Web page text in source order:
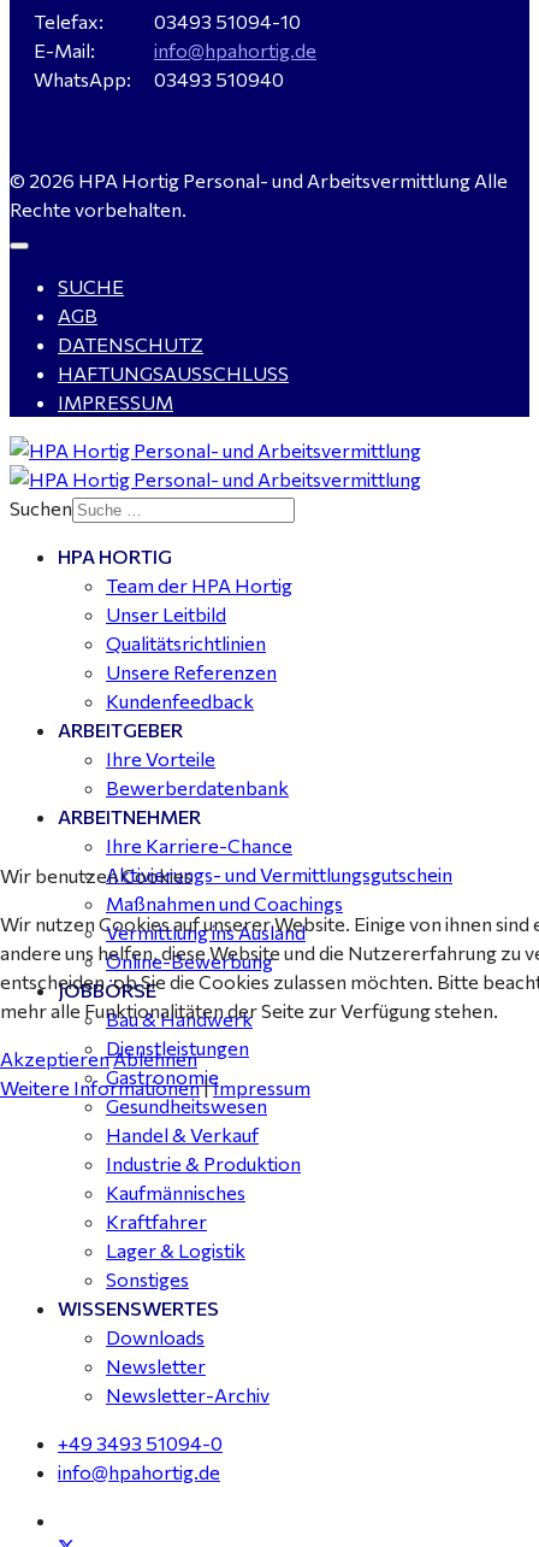
Verkäufer / Fachberater (m/w/d) - Baustoffe Fliesen -
für Dessau-Roßlau gesucht
gesucht - ab 4.500,00 €
WIG-Schweißer / Vorrichter (m/w/d) Anlagen- und
Rohrleitungsbau - Tagschicht - Leuna ab 20 €
gesucht für Halle (Saale) - ab 4.000 €
Buchhalter (m/w/d) für Halle (Saale) gesucht - TZ 20-
Telefax:
E-Mail:
WhatsApp:
03493 51094-10
info@hpahortig.de
03493 510940
© 2026 HPA Hortig Personal- und Arbeitsvermittlung Alle
Rechte vorbehalten.
SUCHE
AGB
DATENSCHUTZ
HAFTUNGSAUSSCHLUSS
IMPRESSUM
Suchen
HPA HORTIG
Team der HPA Hortig
Unser Leitbild
Qualitätsrichtlinien
Unsere Referenzen
Kundenfeedback
ARBEITGEBER
Ihre Vorteile
Bewerberdatenbank
ARBEITNEHMER
Ihre Karriere-Chance
Aktivierungs- und Vermittlungsgutschein
Maßnahmen und Coachings
Vermittlung ins Ausland
Online-Bewerbung
JOBBÖRSE
Bau & Handwerk
Dienstleistungen
Gastronomie
Gesundheitswesen
Handel & Verkauf
Industrie & Produktion
Kaufmännisches
Kraftfahrer
Lager & Logistik
Sonstiges
WISSENSWERTES
Downloads
Newsletter
Newsletter-Archiv
+49 3493 51094-0
info@hpahortig.de
Wir benutzen Cookies
Wir nutzen Cookies auf unserer Website. Einige von ihnen
andere uns helfen, diese Website und die Nutzererfahrung zu
entscheiden, ob Sie die Cookies zulassen möchten. Bitte
mehr alle Funktionalitäten der Seite zur Verfügung stehen.
AkzeptierenAblehnen
Weitere Informationen|Impressum